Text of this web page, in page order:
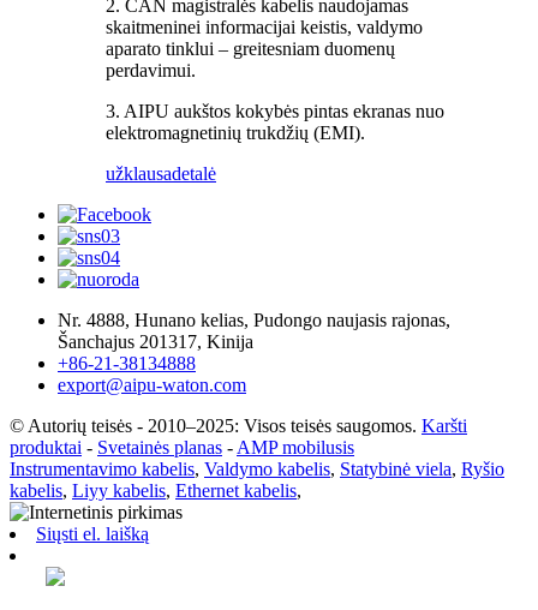
2. CAN magistralės kabelis naudojamas
skaitmeninei informacijai keistis, valdymo
aparato tinklui – greitesniam duomenų
perdavimui.
3. AIPU aukštos kokybės pintas ekranas nuo
elektromagnetinių trukdžių (EMI).
užklausadetalė
Nr. 4888, Hunano kelias, Pudongo naujasis rajonas,
Šanchajus 201317, Kinija
+86-21-38134888
export@aipu-waton.com
© Autorių teisės - 2010–2025: Visos teisės saugomos. Karšti
produktai - Svetainės planas - AMP mobilusis
Instrumentavimo kabelis, Valdymo kabelis, Statybinė viela, Ryšio
kabelis, Liyy kabelis, Ethernet kabelis,
Siųsti el. laišką